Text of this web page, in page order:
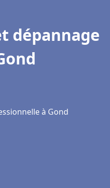
dépannage
à Gond